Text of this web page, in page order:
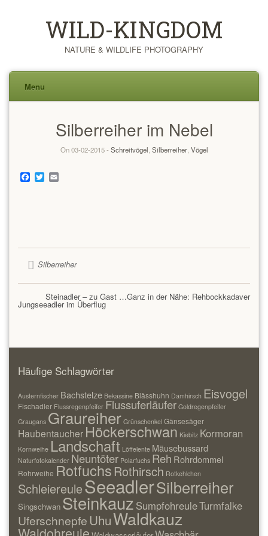
WILD-KINGDOM
NATURE & WILDLIFE PHOTOGRAPHY
Menu
Silberreiher im Nebel
On 03-02-2015 - Schreitvögel Silberreiher, Vögel
Facebook
TwitterEmail
Silberreiher
Steinadler – zu Gast …Ganz in der Nähe: Rehbockkadaver
Jungseeadler im Überflug
Häufige Schlagwörter
Austernfischer Bachstelze Bekassine Blässhuhn Damhirsch Eisvogel
Fischadler Flussregenpfeifer Flussuferläufer Goldregenpfeifer
Graugans Graureiher Grünschenkel Gänsesäger
Haubentaucher Höckerschwan Kiebitz Kormoran
Kornweihe Landschaft Löffelente Mäusebussard
Naturfotokalender Neuntöter Polarfuchs Reh Rohrdommel
Rohrweihe Rotfuchs Rothirsch Rotkehlchen
SchleiereuleSeeadlerSilberreiher
Singschwan Steinkauz SumpfohreuleTurmfalke
UferschnepfeUhuWaldkauz